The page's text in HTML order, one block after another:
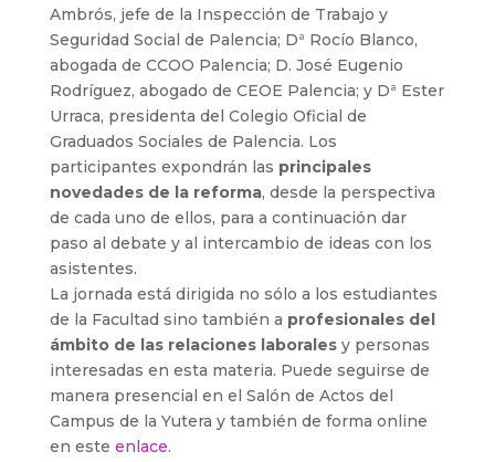
Ambrós, jefe de la Inspección de Trabajo y
Seguridad Social de Palencia; Dª Rocío Blanco,
abogada de CCOO Palencia; D. José Eugenio
Rodríguez, abogado de CEOE Palencia; y Dª Ester
Urraca, presidenta del Colegio Oficial de
Graduados Sociales de Palencia. Los
participantes expondrán las principales
novedades de la reforma, desde la perspectiva
de cada uno de ellos, para a continuación dar
paso al debate y al intercambio de ideas con los
asistentes.
La jornada está dirigida no sólo a los estudiantes
de la Facultad sino también a profesionales del
ámbito de las relaciones laboralesy personas
interesadas en esta materia. Puede seguirse de
manera presencial en el Salón de Actos del
Campus de la Yutera y también de forma online
en este enlace.